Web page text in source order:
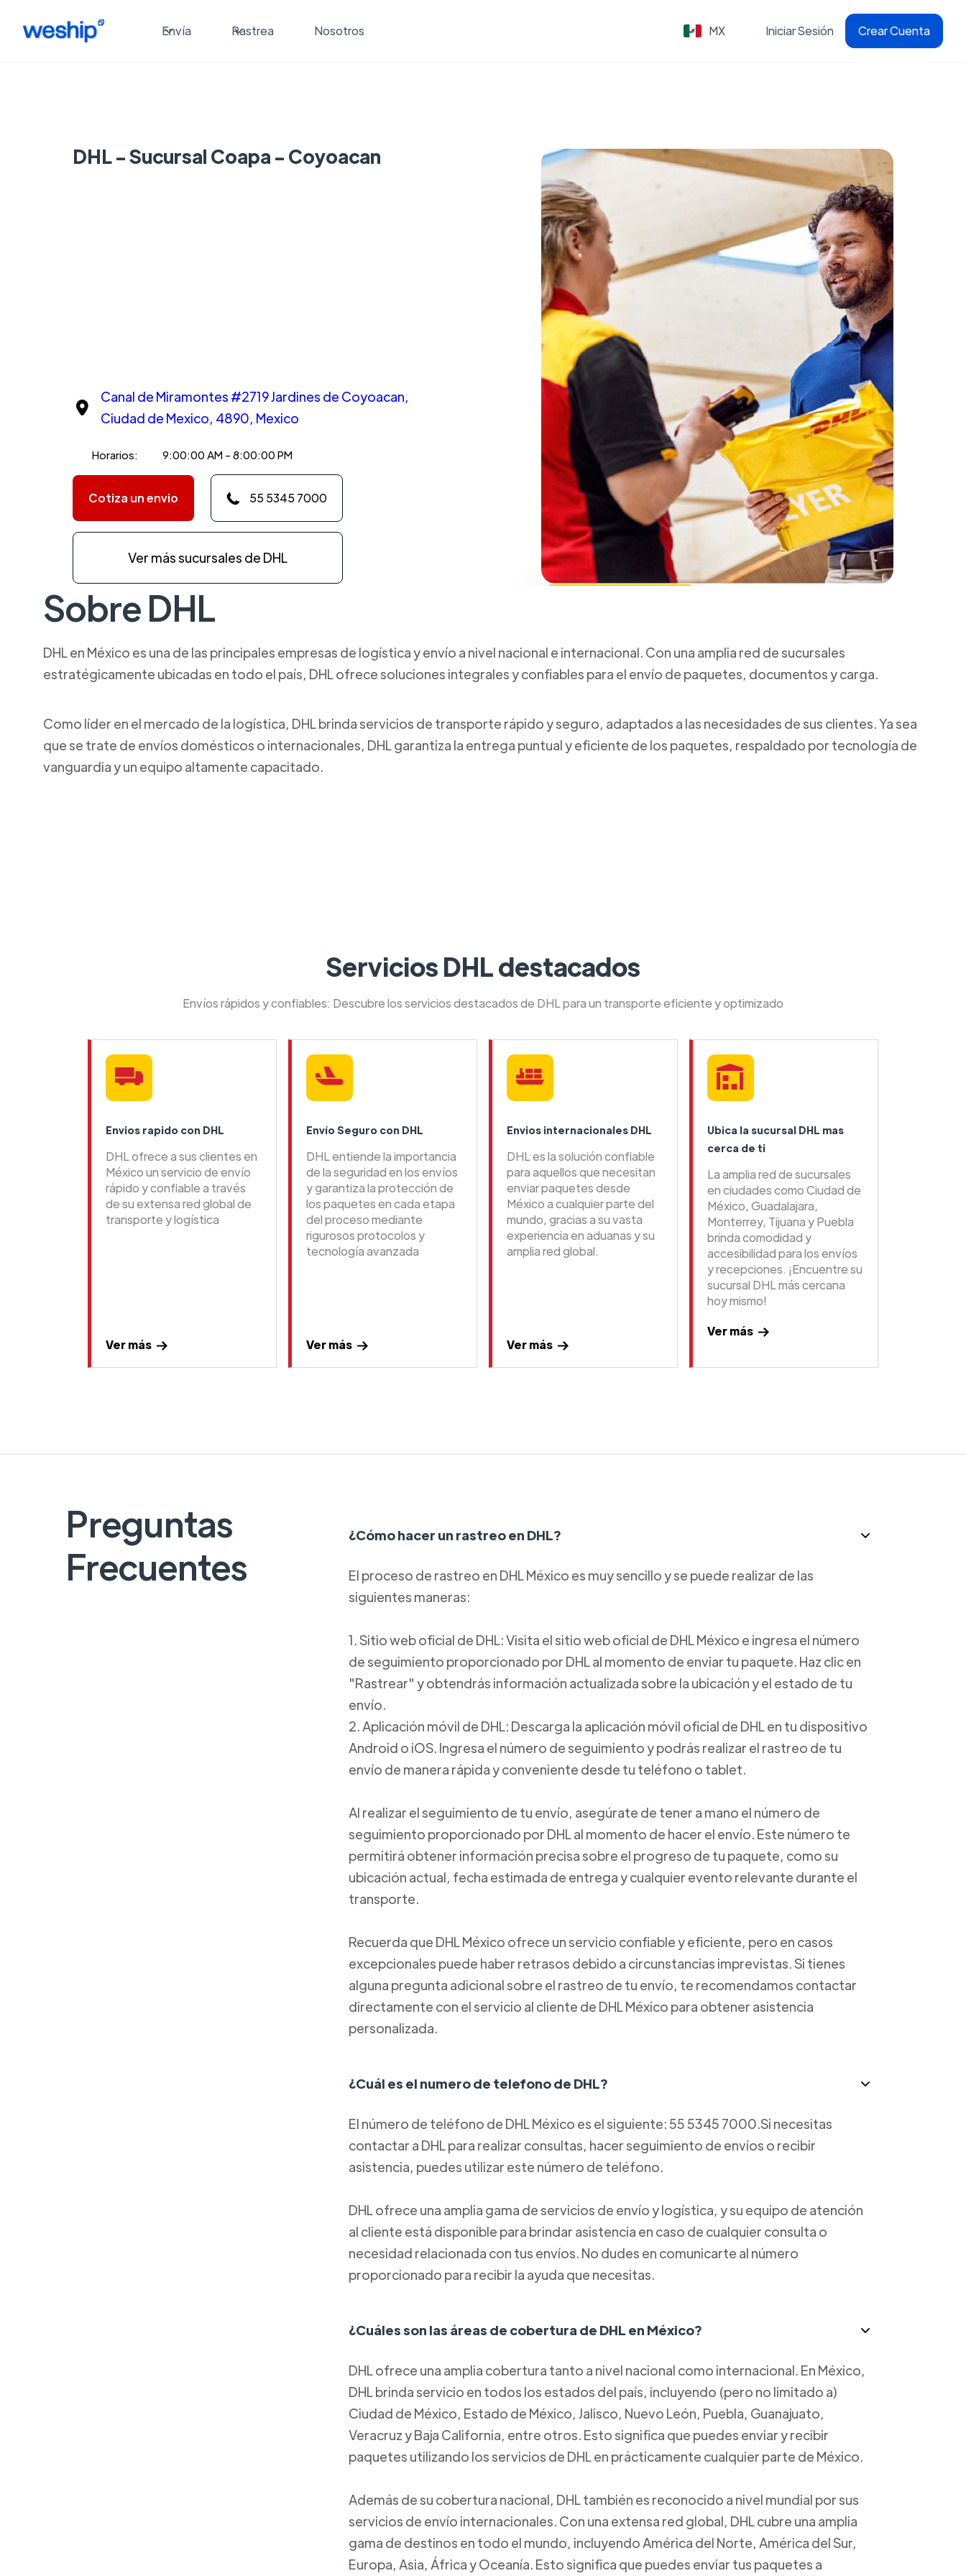
Envía Rastrea Nosotros MX Iniciar Sesión Crear Cuenta
DHL - Sucursal Coapa - Coyoacan
Canal de Miramontes #2719 Jardines de Coyoacan,
Ciudad de Mexico, 4890, Mexico
Horarios: 9:00:00 AM - 8:00:00 PM
Cotiza un envio 55 5345 7000
Ver más sucursales de DHL
Sobre DHL
DHL en México es una de las principales empresas de logística y envío a nivel nacional e internacional. Con una amplia red de sucursales
estratégicamente ubicadas en todo el país, DHL ofrece soluciones integrales y confiables para el envío de paquetes, documentos y carga.
Como líder en el mercado de la logística, DHL brinda servicios de transporte rápido y seguro, adaptados a las necesidades de sus clientes. Ya sea
que se trate de envíos domésticos o internacionales, DHL garantiza la entrega puntual y eficiente de los paquetes, respaldado por tecnología de
vanguardia y un equipo altamente capacitado.
Servicios DHL destacados
Envíos rápidos y confiables: Descubre los servicios destacados de DHL para un transporte eficiente y optimizado
Envios rapido con DHL
DHL ofrece a sus clientes en
México un servicio de envío
rápido y confiable a través
de su extensa red global de
transporte y logística
Ver más
Envío Seguro con DHL
DHL entiende la importancia
de la seguridad en los envíos
y garantiza la protección de
los paquetes en cada etapa
del proceso mediante
rigurosos protocolos y
tecnología avanzada
Ver más
Envios internacionales DHL
DHL es la solución confiable
para aquellos que necesitan
enviar paquetes desde
México a cualquier parte del
mundo, gracias a su vasta
experiencia en aduanas y su
amplia red global.
Ver más
Ubica la sucursal DHL mas
cerca de ti
La amplia red de sucursales
en ciudades como Ciudad de
México, Guadalajara,
Monterrey, Tijuana y Puebla
brinda comodidad y
accesibilidad para los envíos
y recepciones. ¡Encuentre su
sucursal DHL más cercana
hoy mismo!
Ver más
Preguntas
Frecuentes
¿Cómo hacer un rastreo en DHL?
El proceso de rastreo en DHL México es muy sencillo y se puede realizar de las
siguientes maneras:
1. Sitio web oficial de DHL: Visita el sitio web oficial de DHL México e ingresa el número
de seguimiento proporcionado por DHL al momento de enviar tu paquete. Haz clic en
"Rastrear" y obtendrás información actualizada sobre la ubicación y el estado de tu
envío.
2. Aplicación móvil de DHL: Descarga la aplicación móvil oficial de DHL en tu dispositivo
Android o iOS. Ingresa el número de seguimiento y podrás realizar el rastreo de tu
envío de manera rápida y conveniente desde tu teléfono o tablet.
Al realizar el seguimiento de tu envío, asegúrate de tener a mano el número de
seguimiento proporcionado por DHL al momento de hacer el envío. Este número te
permitirá obtener información precisa sobre el progreso de tu paquete, como su
ubicación actual, fecha estimada de entrega y cualquier evento relevante durante el
transporte.
Recuerda que DHL México ofrece un servicio confiable y eficiente, pero en casos
excepcionales puede haber retrasos debido a circunstancias imprevistas. Si tienes
alguna pregunta adicional sobre el rastreo de tu envío, te recomendamos contactar
directamente con el servicio al cliente de DHL México para obtener asistencia
personalizada.
¿Cuál es el numero de telefono de DHL?
El número de teléfono de DHL México es el siguiente: 55 5345 7000.Si necesitas
contactar a DHL para realizar consultas, hacer seguimiento de envíos o recibir
asistencia, puedes utilizar este número de teléfono.
DHL ofrece una amplia gama de servicios de envío y logística, y su equipo de atención
al cliente está disponible para brindar asistencia en caso de cualquier consulta o
necesidad relacionada con tus envíos. No dudes en comunicarte al número
proporcionado para recibir la ayuda que necesitas.
¿Cuáles son las áreas de cobertura de DHL en México?
DHL ofrece una amplia cobertura tanto a nivel nacional como internacional. En México,
DHL brinda servicio en todos los estados del país, incluyendo (pero no limitado a)
Ciudad de México, Estado de México, Jalisco, Nuevo León, Puebla, Guanajuato,
Veracruz y Baja California, entre otros. Esto significa que puedes enviar y recibir
paquetes utilizando los servicios de DHL en prácticamente cualquier parte de México.
Además de su cobertura nacional, DHL también es reconocido a nivel mundial por sus
servicios de envío internacionales. Con una extensa red global, DHL cubre una amplia
gama de destinos en todo el mundo, incluyendo América del Norte, América del Sur,
Europa, Asia, África y Oceanía. Esto significa que puedes enviar tus paquetes a